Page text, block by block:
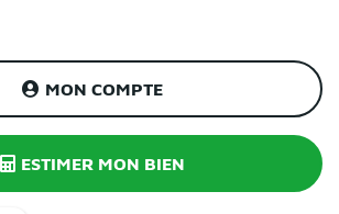
MON COMPTE
ESTIMER MON BIEN